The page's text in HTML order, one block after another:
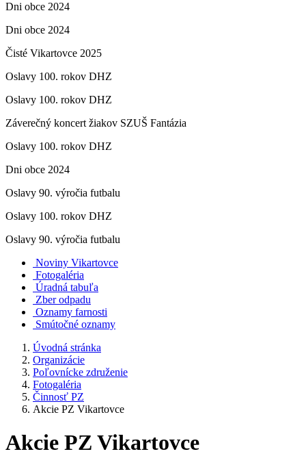
Dni obce 2024
Dni obce 2024
Čisté Vikartovce 2025
Oslavy 100. rokov DHZ
Oslavy 100. rokov DHZ
Záverečný koncert žiakov SZUŠ Fantázia
Oslavy 100. rokov DHZ
Dni obce 2024
Oslavy 90. výročia futbalu
Oslavy 100. rokov DHZ
Oslavy 90. výročia futbalu
Noviny Vikartovce
Fotogaléria
Úradná tabuľa
Zber odpadu
Oznamy farnosti
Smútočné oznamy
Úvodná stránka
Organizácie
Poľovnícke združenie
Fotogaléria
Činnosť PZ
Akcie PZ Vikartovce
Akcie PZ Vikartovce